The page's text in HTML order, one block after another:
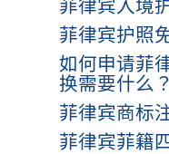
菲律宾入境
菲律宾护照
如何申请菲
换需要什么？
菲律宾商标
菲律宾菲籍